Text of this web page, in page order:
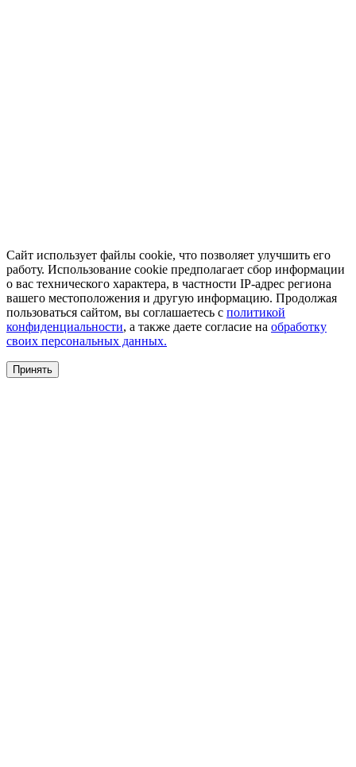
Сайт использует файлы cookie, что позволяет улучшить его
работу. Использование cookie предполагает сбор информации
о вас технического характера, в частности IP-адрес региона
вашего местоположения и другую информацию. Продолжая
пользоваться сайтом, вы соглашаетесь с политикой
конфиденциальности, а также даете согласие на обработку
своих персональных данных.
Принять